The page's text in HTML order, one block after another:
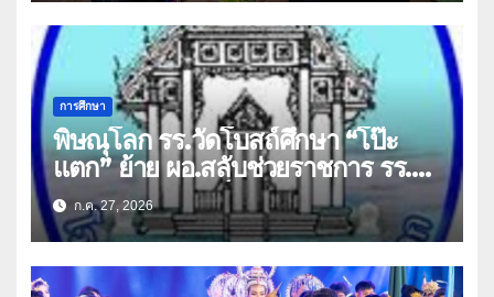
การศึกษา
พิษณุโลก รร.วัดโบสถ์ศึกษา “โป๊ะ
แตก” ย้าย ผอ.สลับช่วยราชการ รร.
ประชาสงเคราะห์วิทยา
ก.ค. 27, 2026